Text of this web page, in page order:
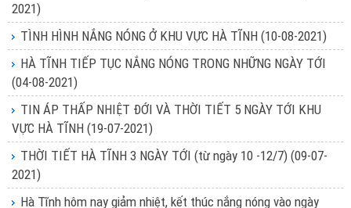
2021)
TÌNH HÌNH NẮNG NÓNG Ở KHU VỰC HÀ TĨNH (10-08-2021)
HÀ TĨNH TIẾP TỤC NẮNG NÓNG TRONG NHỮNG NGÀY TỚI
(04-08-2021)
TIN ÁP THẤP NHIỆT ĐỚI VÀ THỜI TIẾT 5 NGÀY TỚI KHU
VỰC HÀ TĨNH (19-07-2021)
THỜI TIẾT HÀ TĨNH 3 NGÀY TỚI (từ ngày 10 -12/7) (09-07-
2021)
Hà Tĩnh hôm nay giảm nhiệt, kết thúc nắng nóng vào ngày